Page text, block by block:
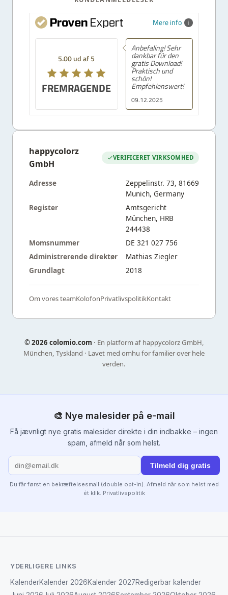
Mere info
5.00 ud af 5
FREMRAGENDE
09.12.2025
Anbefaling! Sehr
dankbar für den
gratis Download!
Praktisch und
schön!
Empfehlenswert!
happycolorz
GmbH
VERIFICERET VIRKSOMHED
Adresse
Zeppelinstr. 73, 81669
Munich, Germany
Register
Amtsgericht
München, HRB
244438
Momsnummer
DE 321 027 756
Administrerende direktør
Mathias Ziegler
Grundlagt
2018
Om vores teamKolofonPrivatlivspolitikKontakt
©2026 colomio.com · En platform af happycolorz GmbH,
München, Tyskland · Lavet med omhu for familier over hele
verden.
🎨 Nye malesider på e-mail
Få jævnligt nye gratis malesider direkte i din indbakke – ingen
spam, afmeld når som helst.
Tilmeld dig gratis
Du får først en bekræftelsesmail (double opt-in). Afmeld når som helst med
ét klik. Privatlivspolitik
YDERLIGERE LINKS
KalenderKalender 2026Kalender 2027Redigerbar kalender